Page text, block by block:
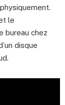
le
bureau chez
disque